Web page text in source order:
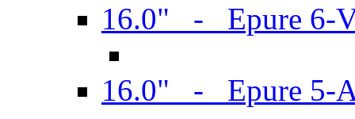
16.0" - Epure 6-
16.0" - Epure 5-